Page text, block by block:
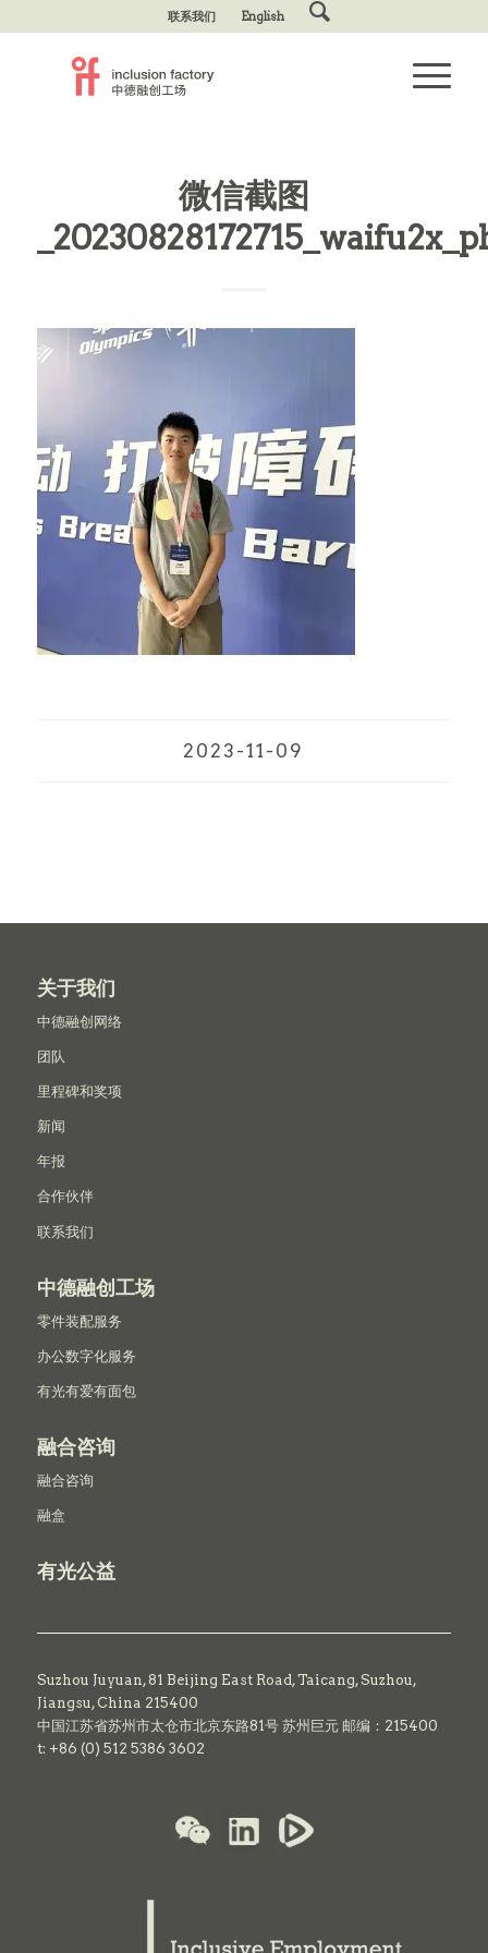
联系我们 English
微信截图
2023-11-09
关于我们
中德融创网络
团队
里程碑和奖项
新闻
年报
合作伙伴
联系我们
中德融创工场
零件装配服务
办公数字化服务
有光有爱有面包
融合咨询
融合咨询
融盒
有光公益
Suzhou Juyuan, 81 Beijing East Road,Taicang,Suzhou,
Jiangsu, China 215400
中国江苏省苏州市太仓市北京东路81号 苏州巨元 邮编：215400
t: +86 (0) 512 5386 3602